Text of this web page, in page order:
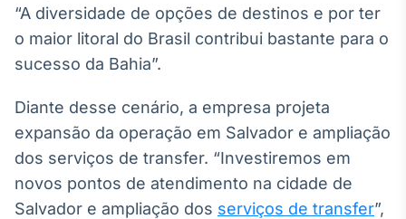
Em breve
“A diversidade de opções de destinos e por ter
o maior litoral do Brasil contribui bastante para o
sucesso da Bahia”.
Diante desse cenário, a empresa projeta
expansão da operação em Salvador e ampliação
dos serviços de transfer. “Investiremos em
novos pontos de atendimento na cidade de
Salvador e ampliação dos serviços de transfer”,